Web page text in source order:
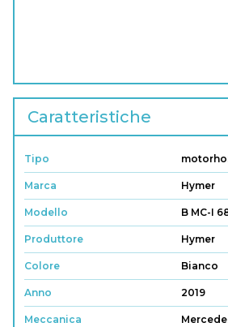
Caratteristiche
Tipo
Marca Hymer
Modello B MC-I
Produttore Hymer
Colore Bianco
Anno 2019
Meccanica